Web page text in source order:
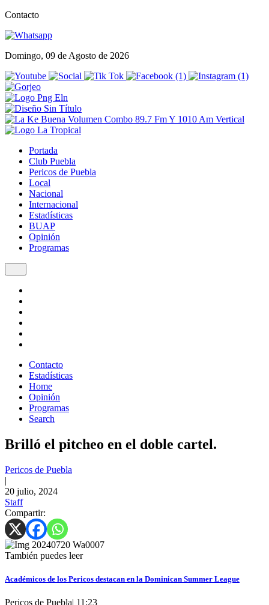
Contacto
Domingo, 09 de Agosto de 2026
Portada
Club Puebla
Pericos de Puebla
Local
Nacional
Internacional
Estadísticas
BUAP
Opinión
Programas
Contacto
Estadísticas
Home
Opinión
Programas
Search
Brilló el pitcheo en el doble cartel.
Pericos de Puebla
|
20 julio, 2024
Staff
Compartir:
También puedes leer
Académicos de los Pericos destacan en la Dominican Summer League
Pericos de Puebla| 11:23